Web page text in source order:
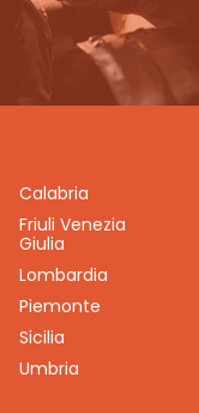
Calabria
Friuli Venezia
Giulia
Lombardia
Piemonte
Sicilia
Umbria